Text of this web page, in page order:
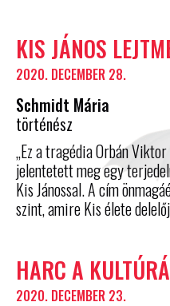
KIS JÁNOS
2020. DECEMBER 28.
Schmidt Mária
történész
„Ez a tragédia Orbán
jelentetett meg egy
Kis Jánossal. A cím
szint, amire Kis élete
HARC A
2020. DECEMBER 23.